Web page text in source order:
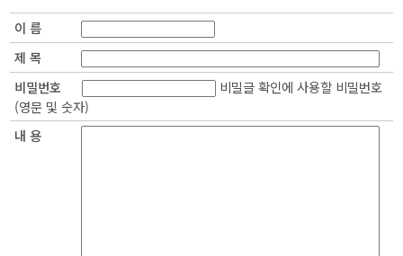
이 름
제 목
비밀번호
비밀글 확인에 사용할 비밀번호
(영문 및 숫자)
내 용